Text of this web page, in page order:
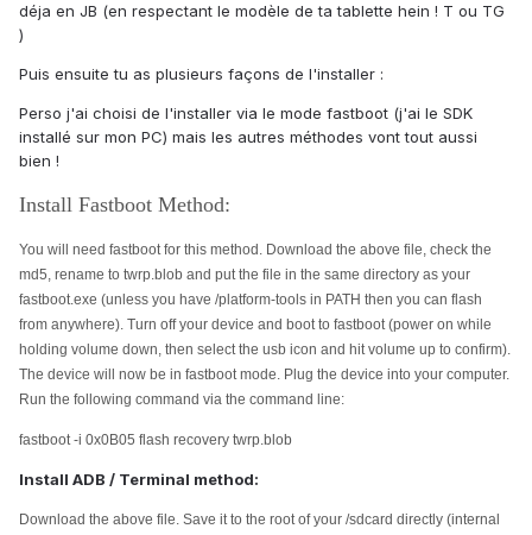
déja en JB (en respectant le modèle de ta tablette hein ! T ou TG
)
Puis ensuite tu as plusieurs façons de l'installer :
Perso j'ai choisi de l'installer via le mode fastboot (j'ai le SDK
installé sur mon PC) mais les autres méthodes vont tout aussi
bien !
Install Fastboot Method:
You will need fastboot for this method. Download the above file, check the
md5, rename to twrp.blob and put the file in the same directory as your
fastboot.exe (unless you have /platform-tools in PATH then you can flash
from anywhere). Turn off your device and boot to fastboot (power on while
holding volume down, then select the usb icon and hit volume up to confirm).
The device will now be in fastboot mode. Plug the device into your computer.
Run the following command via the command line:
fastboot -i 0x0B05 flash recovery twrp.blob
Install ADB / Terminal method:
Download the above file. Save it to the root of your /sdcard directly (internal